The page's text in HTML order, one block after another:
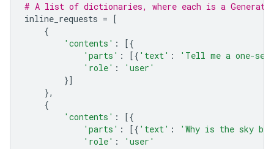
# A list of dictionaries, where each is a
inline_requests = [
{
'contents' :
[{
'parts' : [{ 'text' :
'Tell me a one-
'role' :
'user'
}]
},
{
'contents' :
[{
'parts' : [{ 'text' :
'Why is the sky
'role' :
'user'